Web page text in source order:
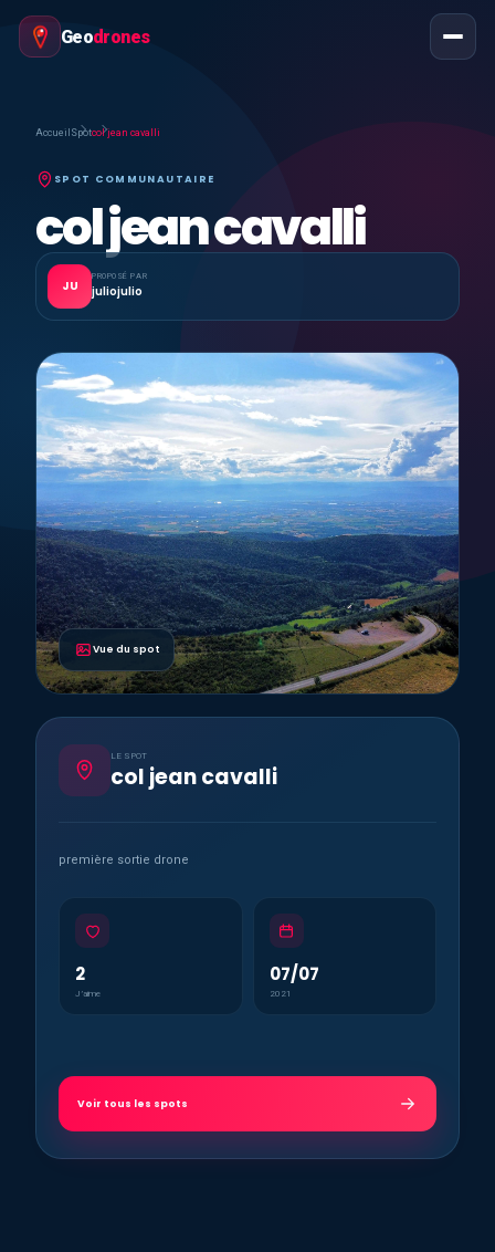
Geodrones
Accueil Spotcol jean cavalli
SPOT COMMUNAUTAIRE
col jean cavalli
JU
PROPOSÉ PAR
juliojulio
Vue du spot
LE SPOT
col jean cavalli
première sortie drone
2
J’aime
07/07
2021
Voir tous les spots